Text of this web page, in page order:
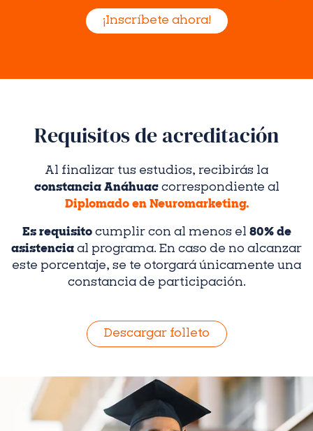
¡Inscríbete ahora!
Requisitos de acreditación
Al finalizar tus estudios, recibirás la
constancia Anáhuac correspondiente al
Diplomado en Neuromarketing.
Es requisito cumplir con al menos el 80% de
asistencia al programa. En caso de no alcanzar
este porcentaje, se te otorgará únicamente una
constancia de participación.
Descargar folleto